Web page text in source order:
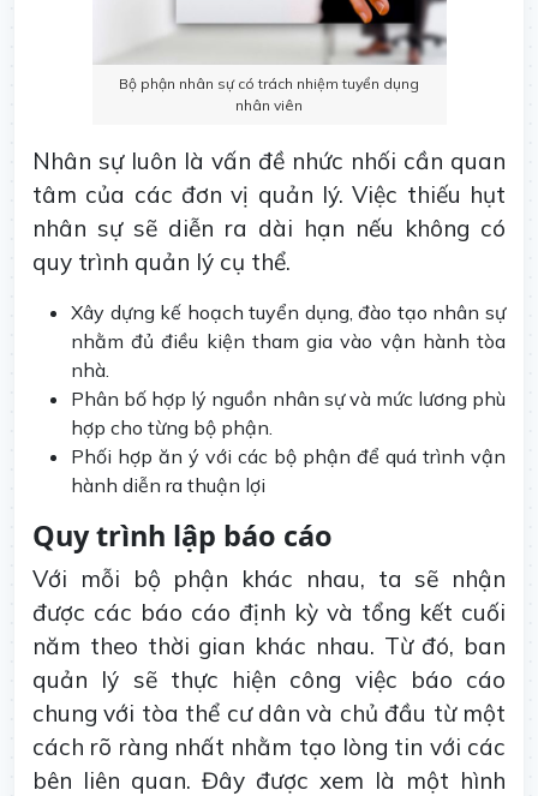
Bộ phận nhân sự có trách nhiệm tuyển dụng
nhân viên
Nhân sự luôn là vấn đề nhức nhối cần quan
tâm của các đơn vị quản lý. Việc thiếu hụt
nhân sự sẽ diễn ra dài hạn nếu không có
quy trình quản lý cụ thể.
Xây dựng kế hoạch tuyển dụng, đào tạo nhân sự
nhằm đủ điều kiện tham gia vào vận hành tòa
nhà.
Phân bố hợp lý nguồn nhân sự và mức lương phù
hợp cho từng bộ phận.
Phối hợp ăn ý với các bộ phận để quá trình vận
hành diễn ra thuận lợi
Quy trình lập báo cáo
Với mỗi bộ phận khác nhau, ta sẽ nhận
được các báo cáo định kỳ và tổng kết cuối
năm theo thời gian khác nhau. Từ đó, ban
quản lý sẽ thực hiện công việc báo cáo
chung với tòa thể cư dân và chủ đầu từ một
cách rõ ràng nhất nhằm tạo lòng tin với các
bên liên quan. Đây được xem là một hình